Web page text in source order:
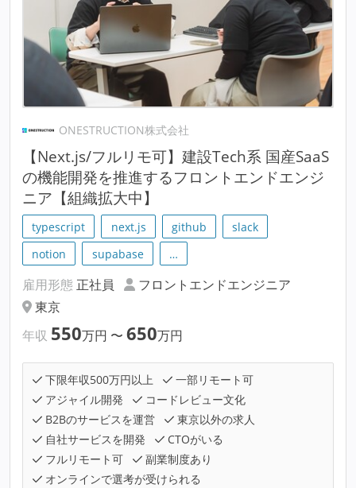
ONESTRUCTION株式会社
【Next.js/フルリモ可】建設Tech系 国産SaaS
の機能開発を推進するフロントエンドエンジ
ニア【組織拡大中】
typescript next.js github
slack
notion
supabase …
雇用形態 正社員
フロントエンドエンジニア
東京
年収 550万円 〜 650万円
下限年収500万円以上
一部リモート可
アジャイル開発
コードレビュー文化
B2Bのサービスを運営
東京以外の求人
自社サービスを開発
CTOがいる
フルリモート可
副業制度あり
オンラインで選考が受けられる